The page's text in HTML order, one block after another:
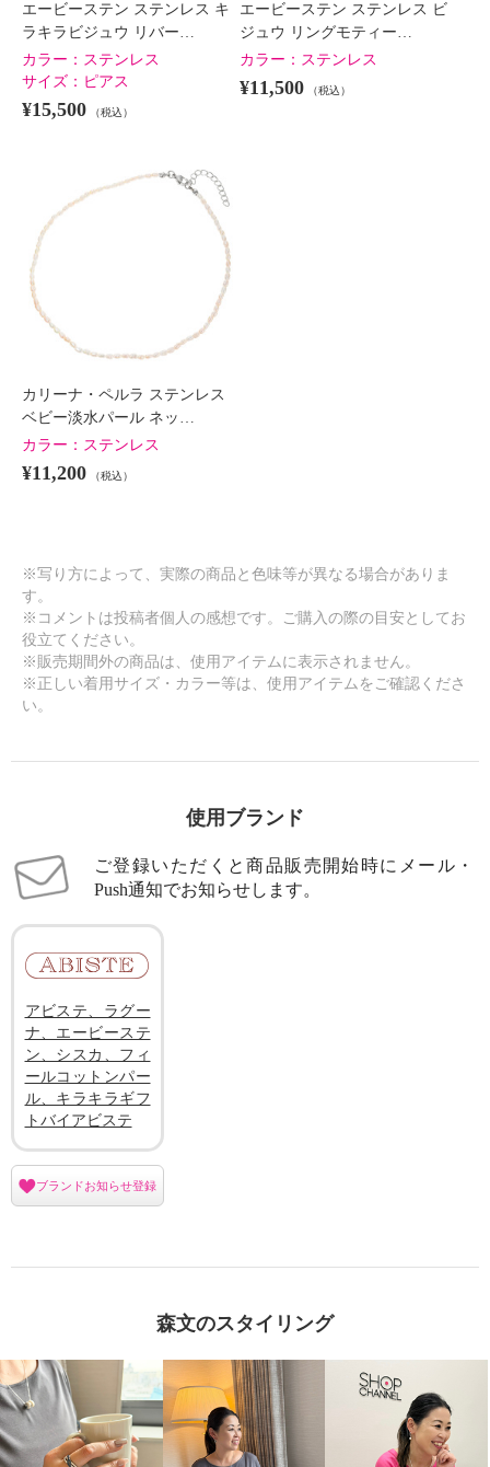
エービーステン ステンレス キ
ラキラビジュウ リバー…
カラー： ステンレス
サイズ： ピアス
¥15,500 （税込）
エービーステン ステンレス ビ
ジュウ リングモティー…
カラー： ステンレス
¥11,500 （税込）
カリーナ・ペルラ ステンレス
ベビー淡水パール ネッ…
カラー： ステンレス
¥11,200 （税込）
※写り方によって、実際の商品と色味等が異なる場合がありま
す。
※コメントは投稿者個人の感想です。ご購入の際の目安としてお
役立てください。
※販売期間外の商品は、使用アイテムに表示されません。
※正しい着用サイズ・カラー等は、使用アイテムをご確認くださ
い。
使用ブランド
ご登録いただくと商品販売開始時にメール・
Push通知でお知らせします。
アビステ、ラグー
ナ、エービーステ
ン、シスカ、フィ
ールコットンパー
ル、キラキラギフ
トバイアビステ
ブランドお知らせ登録
森文のスタイリング